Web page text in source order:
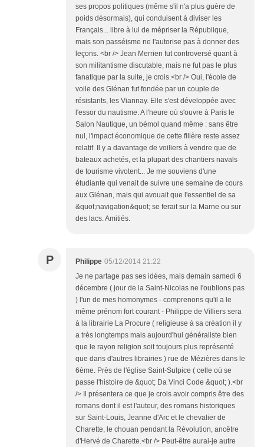
ses propos politiques (même s'il n'a plus guère de
poids désormais), qui conduisent à diviser les
Français... libre à lui de mépriser la République,
mais son passéisme ne l'autorise pas à donner des
leçons. <br /> Jean Merrien fut controversé quant à
son militantisme discutable, mais ne fut pas le plus
fanatique par la suite, je crois.<br /> Oui, l'école de
voile des Glénan fut fondée par un couple de
résistants, les Viannay. Elle s'est développée avec
l'essor du nautisme. A l'heure où s'ouvre à Paris le
Salon Nautique, un bémol quand même : sans être
nul, l'impact économique de cette filière reste assez
relatif. Il y a davantage de voiliers à vendre que de
bateaux achetés, et la plupart des chantiers navals
de tourisme vivotent... Je me souviens d'une
étudiante qui venait de suivre une semaine de cours
aux Glénan, mais qui avouait que l'essentiel de sa
&quot;navigation&quot; se ferait sur la Marne ou sur
des lacs. Amitiés.
P Philippe 05/12/2014 21:22
Je ne partage pas ses idées, mais demain samedi 6
décembre ( jour de la Saint-Nicolas ne l'oublions pas
) l'un de mes homonymes - comprenons qu'il a le
même prénom fort courant - Philippe de Villiers sera
à la librairie La Procure ( religieuse à sa création il y
a très longtemps mais aujourd'hui généraliste bien
que le rayon religion soit toujours plus représenté
que dans d'autres librairies ) rue de Mézières dans le
6ème. Près de l'église Saint-Sulpice ( celle où se
passe l'histoire de &quot; Da Vinci Code &quot; ).<br
/> Il présentera ce que je crois avoir compris être des
romans dont il est l'auteur, des romans historiques
sur Saint-Louis, Jeanne d'Arc et le chevalier de
Charette, le chouan pendant la Révolution, ancêtre
d'Hervé de Charette.<br /> Peut-être aurai-je autre